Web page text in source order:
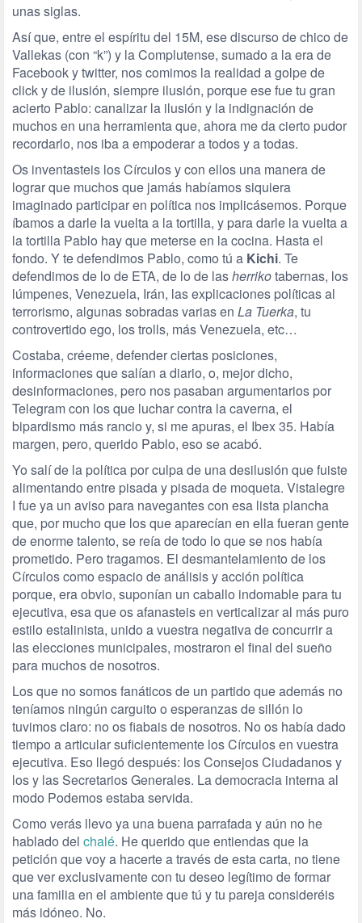
unas siglas.
Así que, entre el espíritu del 15M, ese discurso de chico de
Vallekas (con “k”) y la Complutense, sumado a la era de
Facebook y twitter, nos comimos la realidad a golpe de
click y de ilusión, siempre ilusión, porque ese fue tu gran
acierto Pablo: canalizar la ilusión y la indignación de
muchos en una herramienta que, ahora me da cierto pudor
recordarlo, nos iba a empoderar a todos y a todas.
Os inventasteis los Círculos y con ellos una manera de
lograr que muchos que jamás habíamos siquiera
imaginado participar en política nos implicásemos. Porque
íbamos a darle la vuelta a la tortilla, y para darle la vuelta a
la tortilla Pablo hay que meterse en la cocina. Hasta el
fondo. Y te defendimos Pablo, como tú a Kichi. Te
defendimos de lo de ETA, de lo de lasherrikotabernas, los
lúmpenes, Venezuela, Irán, las explicaciones políticas al
terrorismo, algunas sobradas varias en La Tuerka, tu
controvertido ego, los trolls, más Venezuela, etc…
Costaba, créeme, defender ciertas posiciones,
informaciones que salían a diario, o, mejor dicho,
desinformaciones, pero nos pasaban argumentarios por
Telegram con los que luchar contra la caverna, el
bipardismo más rancio y, si me apuras, el Ibex 35. Había
margen, pero, querido Pablo, eso se acabó.
Yo salí de la política por culpa de una desilusión que fuiste
alimentando entre pisada y pisada de moqueta. Vistalegre
I fue ya un aviso para navegantes con esa lista plancha
que, por mucho que los que aparecían en ella fueran gente
de enorme talento, se reía de todo lo que se nos había
prometido. Pero tragamos. El desmantelamiento de los
Círculos como espacio de análisis y acción política
porque, era obvio, suponían un caballo indomable para tu
ejecutiva, esa que os afanasteis en verticalizar al más puro
estilo estalinista, unido a vuestra negativa de concurrir a
las elecciones municipales, mostraron el final del sueño
para muchos de nosotros.
Los que no somos fanáticos de un partido que además no
teníamos ningún carguito o esperanzas de sillón lo
tuvimos claro: no os fiabais de nosotros. No os había dado
tiempo a articular suficientemente los Círculos en vuestra
ejecutiva. Eso llegó después: los Consejos Ciudadanos y
los y las Secretarios Generales. La democracia interna al
modo Podemos estaba servida.
Como verás llevo ya una buena parrafada y aún no he
hablado del chalé. He querido que entiendas que la
petición que voy a hacerte a través de esta carta, no tiene
que ver exclusivamente con tu deseo legítimo de formar
una familia en el ambiente que tú y tu pareja consideréis
más idóneo. No.